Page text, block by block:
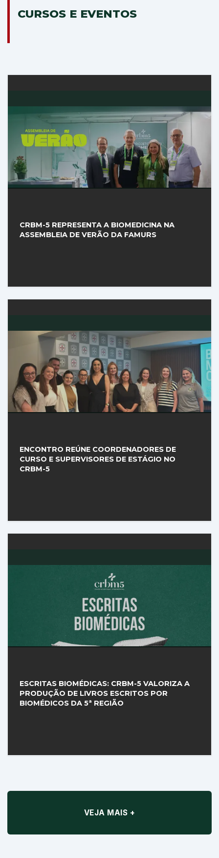
CURSOS E EVENTOS
CRBM-5 REPRESENTA A BIOMEDICINA NA
ASSEMBLEIA DE VERÃO DA FAMURS
ENCONTRO REÚNE COORDENADORES DE
CURSO E SUPERVISORES DE ESTÁGIO NO
CRBM-5
ESCRITAS BIOMÉDICAS: CRBM-5 VALORIZA A
PRODUÇÃO DE LIVROS ESCRITOS POR
BIOMÉDICOS DA 5ª REGIÃO
VEJA MAIS +